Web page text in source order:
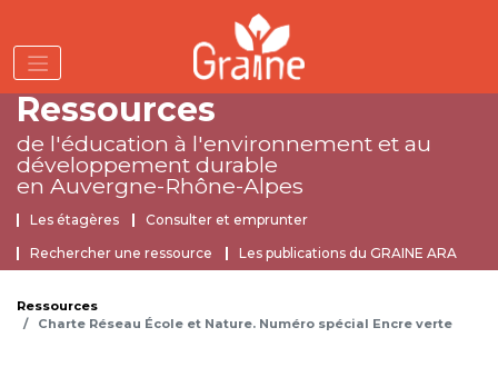
Aller
au
contenu
principal
Ressources
de l'éducation à l'environnement et au
développement durable
en Auvergne-Rhône-Alpes
Ressources
Les étagères
Consulter et emprunter
Rechercher une ressource
Les publications du GRAINE ARA
Ressources
Charte Réseau École et Nature. Numéro spécial Encre verte